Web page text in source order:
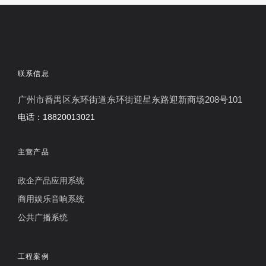
联系信息
广州市番禺区东环街道东环街迎星东路迎新商场208号101
电话：18820013021
主营产品
政企产品应用系统
商用娱乐音响系统
公共广播系统
工程案例